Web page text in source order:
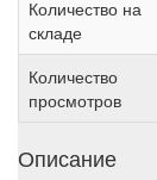
Количество на
складе
Количество
просмотров
Описание